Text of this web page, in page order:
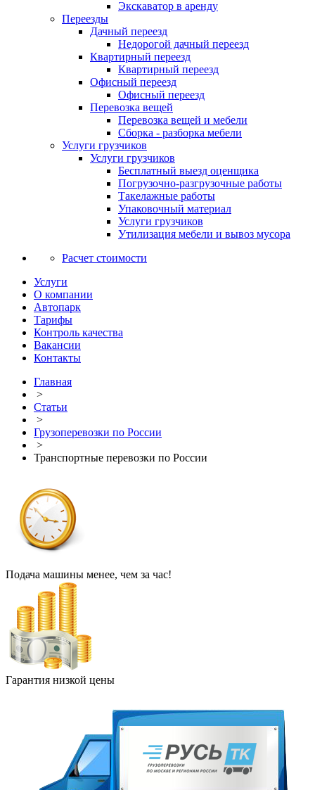
Экскаватор в аренду
Переезды
Дачный переезд
Недорогой дачный переезд
Квартирный переезд
Квартирный переезд
Офисный переезд
Офисный переезд
Перевозка вещей
Перевозка вещей и мебели
Сборка - разборка мебели
Услуги грузчиков
Услуги грузчиков
Бесплатный выезд оценщика
Погрузочно-разгрузочные работы
Такелажные работы
Упаковочный материал
Услуги грузчиков
Утилизация мебели и вывоз мусора
Расчет стоимости
Услуги
О компании
Автопарк
Тарифы
Контроль качества
Вакансии
Контакты
Главная
>
Статьи
>
Грузоперевозки по России
>
Транспортные перевозки по России
Подача машины менее, чем за час!
Гарантия низкой цены